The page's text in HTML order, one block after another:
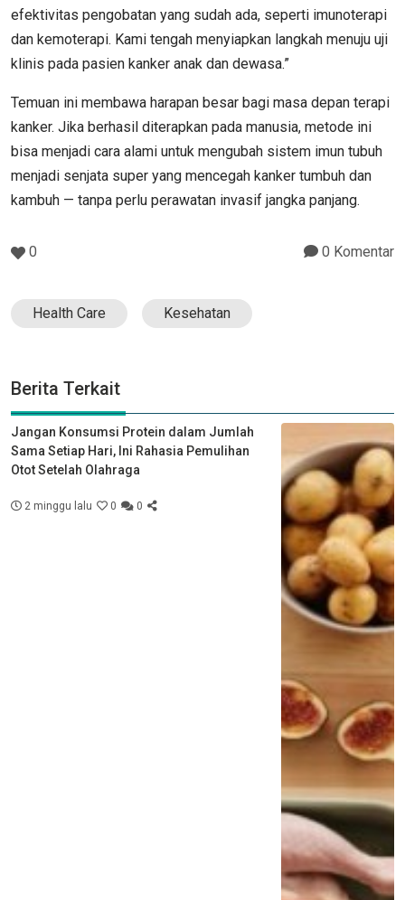
efektivitas pengobatan yang sudah ada, seperti imunoterapi
dan kemoterapi. Kami tengah menyiapkan langkah menuju uji
klinis pada pasien kanker anak dan dewasa.”
Temuan ini membawa harapan besar bagi masa depan terapi
kanker. Jika berhasil diterapkan pada manusia, metode ini
bisa menjadi cara alami untuk mengubah sistem imun tubuh
menjadi senjata super yang mencegah kanker tumbuh dan
kambuh — tanpa perlu perawatan invasif jangka panjang.
0 0 Komentar
Health Care Kesehatan
Berita Terkait
Jangan Konsumsi Protein dalam Jumlah
Sama Setiap Hari, Ini Rahasia Pemulihan
Otot Setelah Olahraga
2 minggu lalu 0 0